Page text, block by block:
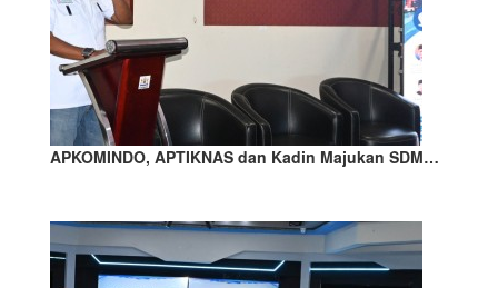
APKOMINDO, APTIKNAS dan Kadin Majukan SDM…